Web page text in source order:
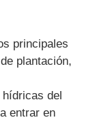
principales
plantación,
del
entrar en